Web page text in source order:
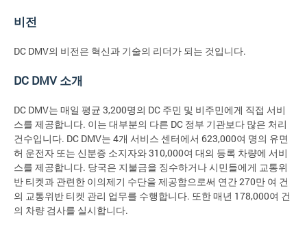
비전
DC DMV의 비전은 혁신과 기술의 리더가 되는 것입니다.
DC DMV 소개
DC DMV는 매일 평균 3,200명의 DC 주민 및 비주민에게 직접 서비
스를 제공합니다. 이는 대부분의 다른 DC 정부 기관보다 많은 처리
건수입니다. DC DMV는 4개 서비스 센터에서 623,000여 명의 유면
허 운전자 또는 신분증 소지자와 310,000여 대의 등록 차량에 서비
스를 제공합니다. 당국은 지불금을 징수하거나 시민들에게 교통위
반 티켓과 관련한 이의제기 수단을 제공함으로써 연간 270만 여 건
의 교통위반 티켓 관리 업무를 수행합니다. 또한 매년 178,000여 건
의 차량 검사를 실시합니다.